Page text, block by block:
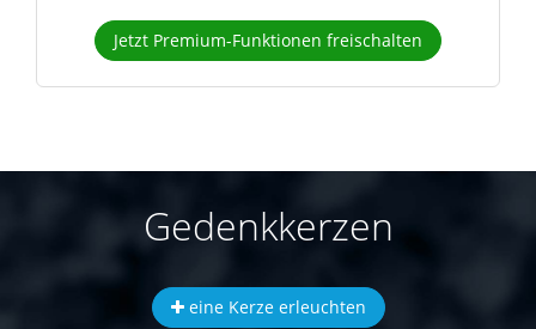
Jetzt Premium-Funktionen freischalten
Gedenkkerzen
eine Kerze erleuchten